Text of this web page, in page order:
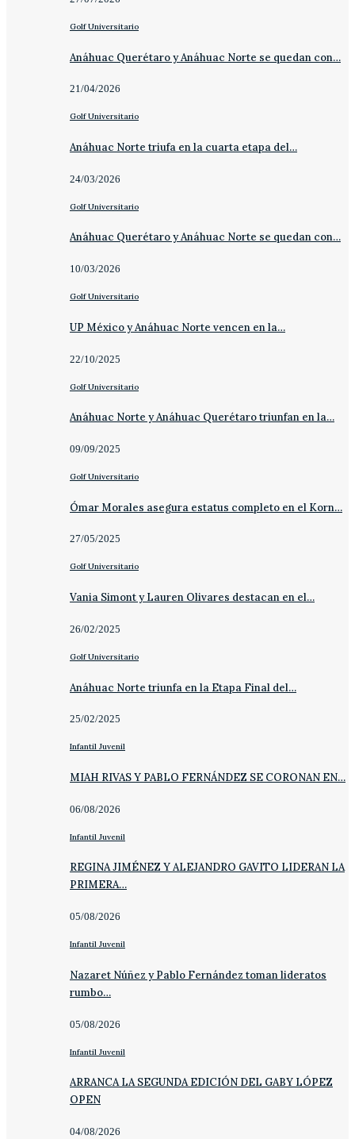
Golf Universitario
Anáhuac Querétaro y Anáhuac Norte se quedan con…
21/04/2026
Golf Universitario
Anáhuac Norte triufa en la cuarta etapa del…
24/03/2026
Golf Universitario
Anáhuac Querétaro y Anáhuac Norte se quedan con…
10/03/2026
Golf Universitario
UP México y Anáhuac Norte vencen en la…
22/10/2025
Golf Universitario
Anáhuac Norte y Anáhuac Querétaro triunfan en la…
09/09/2025
Golf Universitario
Ómar Morales asegura estatus completo en el Korn…
27/05/2025
Golf Universitario
Vania Simont y Lauren Olivares destacan en el…
26/02/2025
Golf Universitario
Anáhuac Norte triunfa en la Etapa Final del…
25/02/2025
Infantil Juvenil
MIAH RIVAS Y PABLO FERNÁNDEZ SE CORONAN EN…
06/08/2026
Infantil Juvenil
REGINA JIMÉNEZ Y ALEJANDRO GAVITO LIDERAN LA
PRIMERA…
05/08/2026
Infantil Juvenil
Nazaret Núñez y Pablo Fernández toman lideratos
rumbo…
05/08/2026
Infantil Juvenil
ARRANCA LA SEGUNDA EDICIÓN DEL GABY LÓPEZ
OPEN
04/08/2026